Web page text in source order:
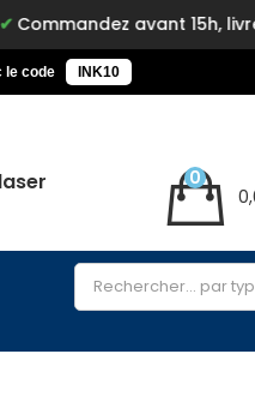
avant 15h, livré demain.
le code INK10
0